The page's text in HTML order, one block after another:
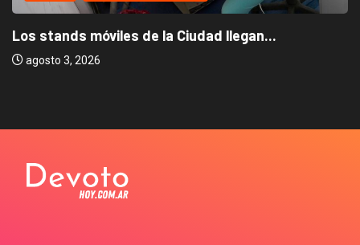
Los stands móviles de la Ciudad llegan...
agosto 3, 2026